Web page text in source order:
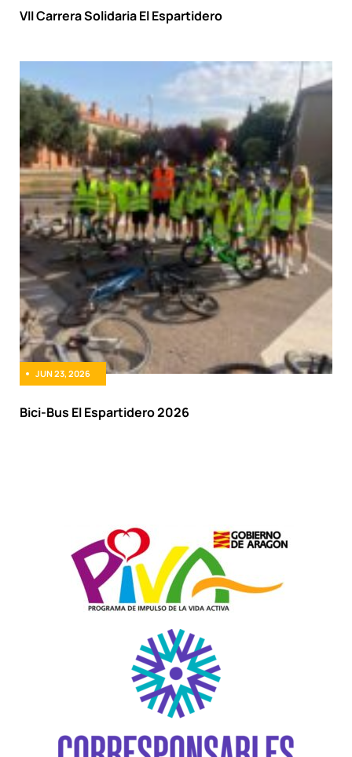
VII Carrera Solidaria El Espartidero
JUN 23, 2026
Bici-Bus El Espartidero 2026